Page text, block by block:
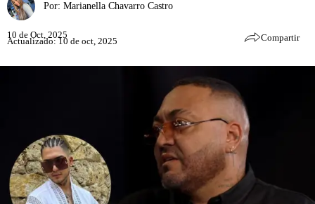
Por: Marianella Chavarro Castro
10 de Oct, 2025
Actualizado: 10 de oct, 2025 Compartir